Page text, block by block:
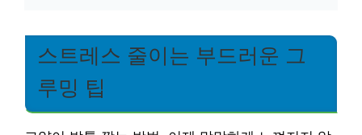
스트레스 줄이는 부드러운 그
루밍 팁